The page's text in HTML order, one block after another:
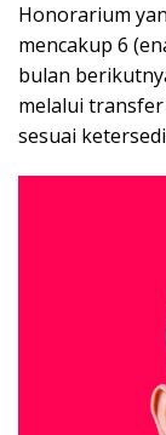
Honorarium
mencakup 6
bulan
melalui
sesuai